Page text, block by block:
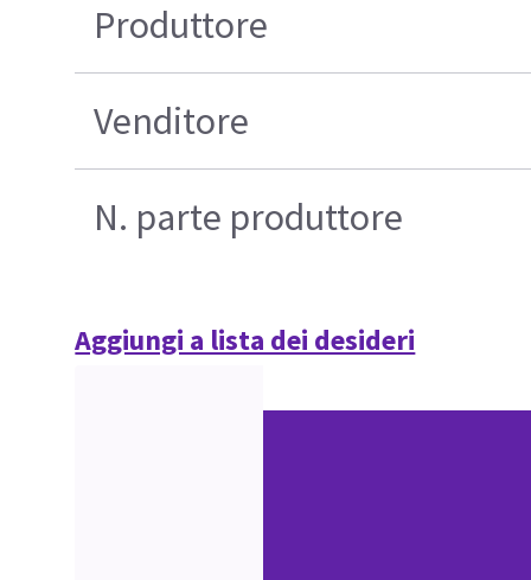
Produttore
Venditore
N. parte produttore
Aggiungi a lista dei desideri